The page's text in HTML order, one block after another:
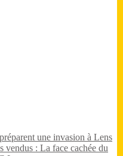
une invasion à Lens
vendus : La face cachée du